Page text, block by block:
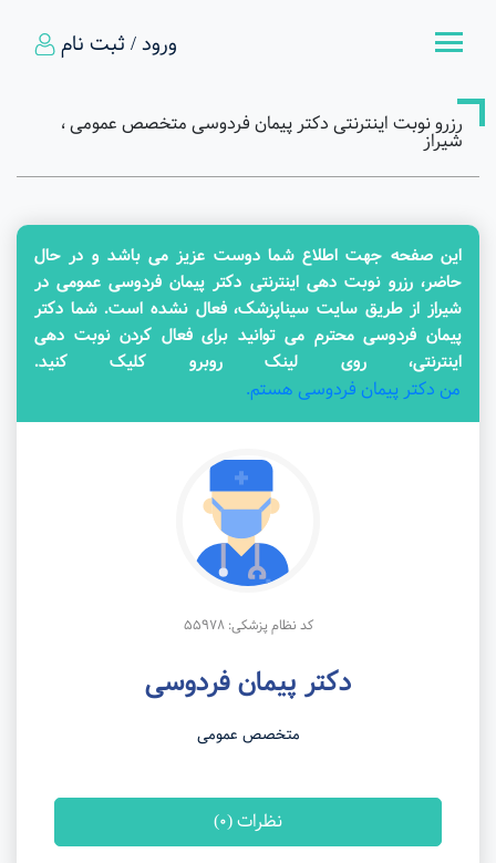
ورود / ثبت نام
رزرو نوبت اینترنتی دکتر پیمان فردوسی متخصص عمومی ،
شیراز
این صفحه جهت اطلاع شما دوست عزیز می باشد و در حال
حاضر، رزرو نوبت دهی اینترنتی دکتر پیمان فردوسی عمومی در
شیراز از طریق سایت سیناپزشک، فعال نشده است. شما دکتر
پیمان فردوسی محترم می توانید برای فعال کردن نوبت دهی
اینترنتی، روی لینک روبرو کلیک کنید.
من دکتر پیمان فردوسی هستم.
کد نظام پزشکی: 55978
دکتر پیمان فردوسی
متخصص عمومی
نظرات (0)